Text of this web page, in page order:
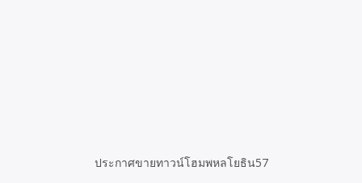
ประกาศขายทาวน์โฮมพหลโยธิน57